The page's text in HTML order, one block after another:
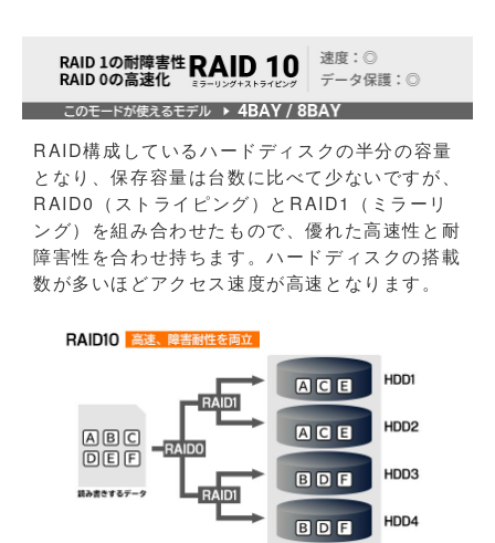
RAID構成しているハードディスクの半分の容量
となり、保存容量は台数に比べて少ないですが、
RAID0（ストライピング）とRAID1（ミラーリ
ング）を組み合わせたもので、優れた高速性と耐
障害性を合わせ持ちます。ハードディスクの搭載
数が多いほどアクセス速度が高速となります。